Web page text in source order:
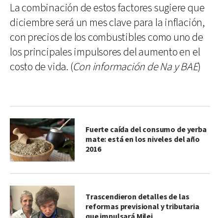
La combinación de estos factores sugiere que
diciembre será un mes clave para la inflación,
con precios de los combustibles como uno de
los principales impulsores del aumento en el
costo de vida. (Con información de Na y BAE)
Fuerte caída del consumo de yerba
mate: está en los niveles del año
2016
Trascendieron detalles de las
reformas previsional y tributaria